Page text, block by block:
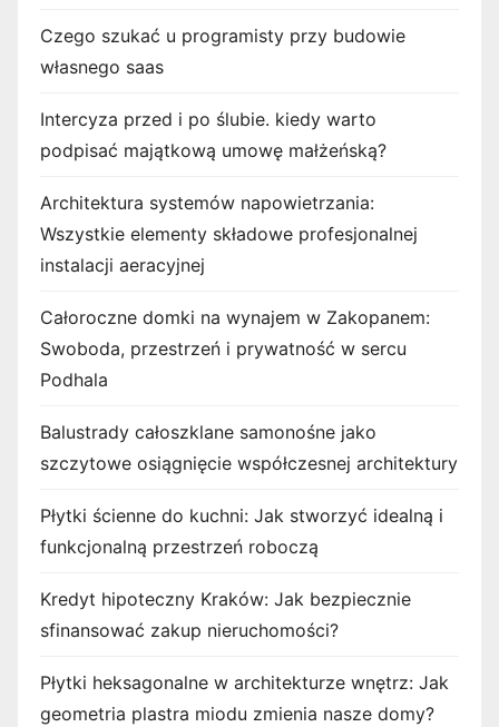
Czego szukać u programisty przy budowie
własnego saas
Intercyza przed i po ślubie. kiedy warto
podpisać majątkową umowę małżeńską?
Architektura systemów napowietrzania:
Wszystkie elementy składowe profesjonalnej
instalacji aeracyjnej
Całoroczne domki na wynajem w Zakopanem:
Swoboda, przestrzeń i prywatność w sercu
Podhala
Balustrady całoszklane samonośne jako
szczytowe osiągnięcie współczesnej architektury
Płytki ścienne do kuchni: Jak stworzyć idealną i
funkcjonalną przestrzeń roboczą
Kredyt hipoteczny Kraków: Jak bezpiecznie
sfinansować zakup nieruchomości?
Płytki heksagonalne w architekturze wnętrz: Jak
geometria plastra miodu zmienia nasze domy?